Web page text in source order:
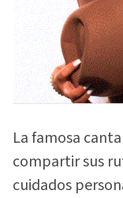
La famosa
compartir sus
cuidados